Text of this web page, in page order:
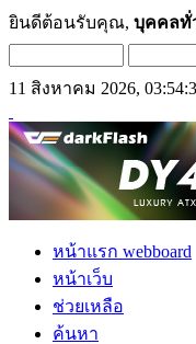
ยินดีต้อนรับคุณ, บุคคลทั่
11 สิงหาคม 2026,
หน้าแรก webboard
หน้าเว็บ
ช่วยเหลือ
ค้นหา